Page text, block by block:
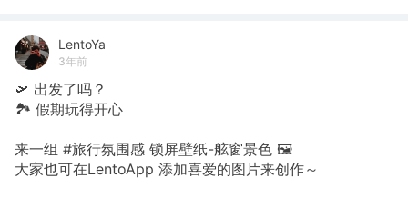
LentoYa
3年前
🛫 出发了吗？
🏞 假期玩得开心
来一组 #旅行氛围感 锁屏壁纸-舷窗景色 🖼
大家也可在LentoApp 添加喜爱的图片来创作～